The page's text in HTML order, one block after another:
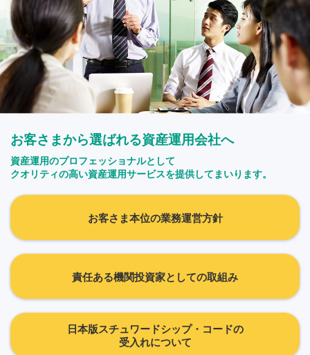
お客さまから選ばれる資産運用会社へ
資産運用のプロフェッショナルとして
クオリティの高い資産運用サービスを提供してまいります。
お客さま本位の業務運営方針
責任ある機関投資家としての取組み
日本版スチュワードシップ・コードの
受入れについて